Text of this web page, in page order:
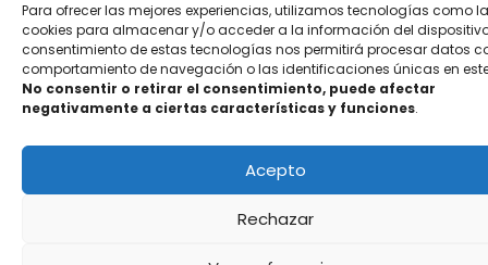
Para ofrecer las mejores experiencias, utilizamos tecnologías como
cookies para almacenar y/o acceder a la información del
consentimiento de estas tecnologías nos permitirá procesar datos
comportamiento de navegación o las identificaciones únicas en
No consentir o retirar el consentimiento, puede afectar
negativamente a ciertas características y funciones.
Acepto
Rechazar
© Martínez Hervás Salud, S. L.